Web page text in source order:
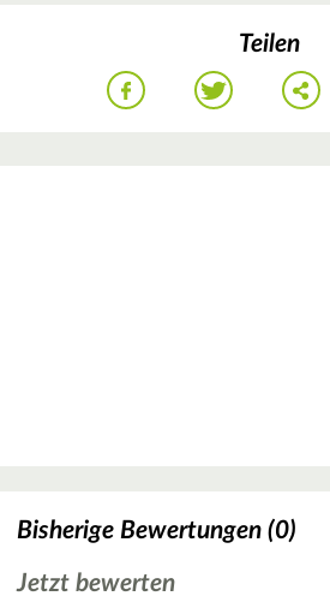
Teilen
Bisherige Bewertungen (0)
Jetzt bewerten